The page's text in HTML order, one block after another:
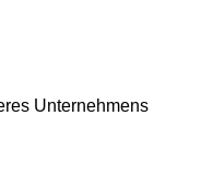
Unternehmens